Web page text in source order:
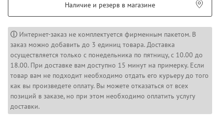
Наличие и резерв в магазине
ⓘ Интернет-заказ не комплектуется фирменным пакетом. В
заказ можно добавить до 3 единиц товара. Доставка
осуществляется только с понедельника по пятницу, с 10.00 до
18.00. При доставке вам доступно 15 минут на примерку. Если
товар вам не подходит необходимо отдать его курьеру до того
как вы произведете оплату. Вы можете отказаться от всех
позиций в заказе, но при этом необходимо оплатить услугу
доставки.